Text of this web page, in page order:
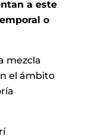
a este
o
mezcla
el ámbito